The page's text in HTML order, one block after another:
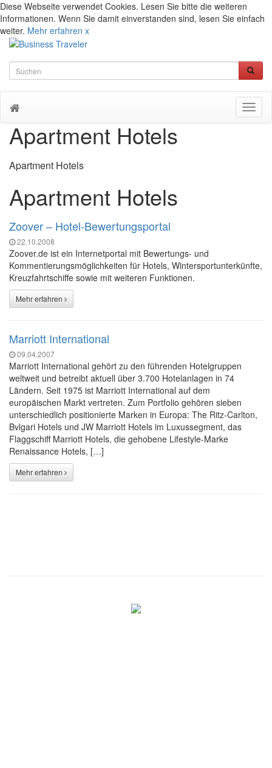
Diese Webseite verwendet Cookies. Lesen Sie bitte die weiteren
Informationen. Wenn Sie damit einverstanden sind, lesen Sie einfach
weiter. Mehr erfahren x
Apartment Hotels
Apartment Hotels
Apartment Hotels
Zoover – Hotel-Bewertungsportal
22.10.2008
Zoover.de ist ein Internetportal mit Bewertungs- und
Kommentierungsmöglichkeiten für Hotels, Wintersportunterkünfte,
Kreuzfahrtschiffe sowie mit weiteren Funktionen.
Mehr erfahren
Marriott International
09.04.2007
Marriott International gehört zu den führenden Hotelgruppen
weltweit und betreibt aktuell über 3.700 Hotelanlagen in 74
Ländern. Seit 1975 ist Marriott International auf dem
europäischen Markt vertreten. Zum Portfolio gehören sieben
unterschiedlich positionierte Marken in Europa: The Ritz-Carlton,
Bvlgari Hotels und JW Marriott Hotels im Luxussegment, das
Flaggschiff Marriott Hotels, die gehobene Lifestyle-Marke
Renaissance Hotels, […]
Mehr erfahren